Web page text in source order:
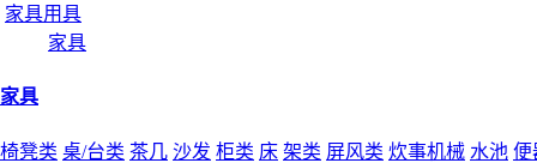
家具用具
家具
家具
椅凳类 桌/台类 茶几 沙发 柜类 床 架类 屏风类 炊事机械 水池 便